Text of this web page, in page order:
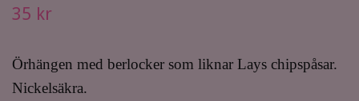
35 kr
Örhängen med berlocker som liknar Lays chipspåsar.
Nickelsäkra.